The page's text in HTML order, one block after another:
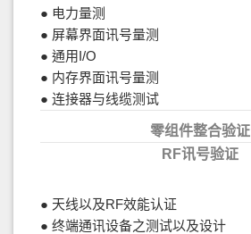
● 电力量测
● 屏幕界面讯号量测
● 通用I/O
● 内存界面讯号量测
● 连接器与线缆测试
零组件整合验证
RF讯号验证
● 天线以及RF效能认证
● 终端通讯设备之测试以及设计